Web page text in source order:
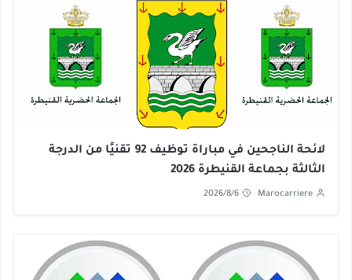
لائحة الناجحين في مباراة توظيف 92 تقنيًا من الدرجة
الثالثة بجماعة القنيطرة 2026
Marocarriere
2026/8/6